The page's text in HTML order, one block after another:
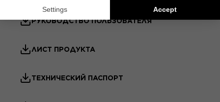
РУКОВОДСТВО ПОЛЬЗОВАТЕЛЯ
ЛИСТ ПРОДУКТА
ТЕХНИЧЕСКИЙ ПАСПОРТ